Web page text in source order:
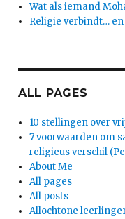
Wat als iemand
Religie verbindt…
ALL PAGES
10 stellingen over
7 voorwaarden om
religieus verschil
About Me
All pages
All posts
Allochtone